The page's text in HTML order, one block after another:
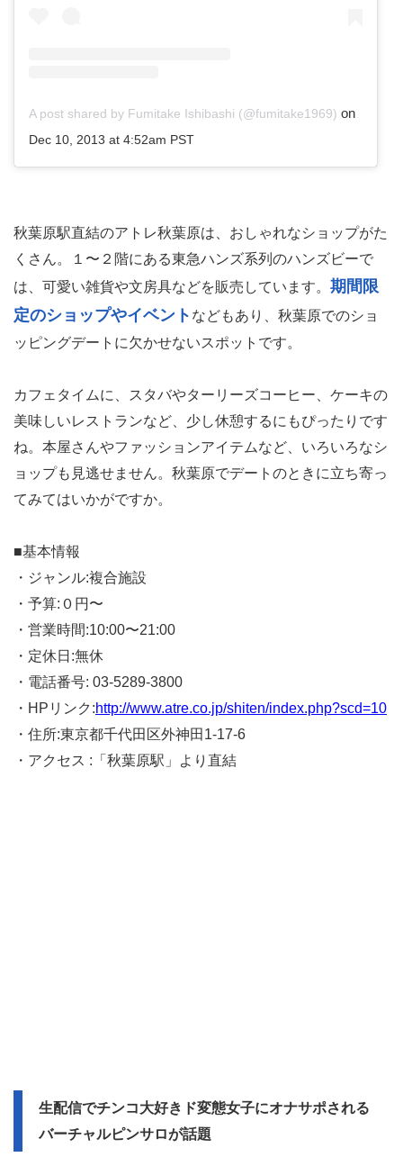
A post shared by Fumitake Ishibashi (@fumitake1969) on
Dec 10, 2013 at 4:52am PST
秋葉原駅直結のアトレ秋葉原は、おしゃれなショップがた
くさん。１〜２階にある東急ハンズ系列のハンズビーで
は、可愛い雑貨や文房具などを販売しています。 期間限
定のショップやイベント などもあり、秋葉原でのショ
ッピングデートに欠かせないスポットです。
カフェタイムに、スタバやターリーズコーヒー、ケーキの
美味しいレストランなど、少し休憩するにもぴったりです
ね。本屋さんやファッションアイテムなど、いろいろなシ
ョップも見逃せません。秋葉原でデートのときに立ち寄っ
てみてはいかがですか。
■基本情報
・ジャンル:複合施設
・予算:０円〜
・営業時間:10:00〜21:00
・定休日:無休
・電話番号: 03-5289-3800
・HPリンク:http://www.atre.co.jp/shiten/index.php?scd=10
・住所:東京都千代田区外神田1-17-6
・アクセス :「秋葉原駅」より直結
生配信でチンコ大好きド変態女子にオナサポされる
バーチャルピンサロが話題